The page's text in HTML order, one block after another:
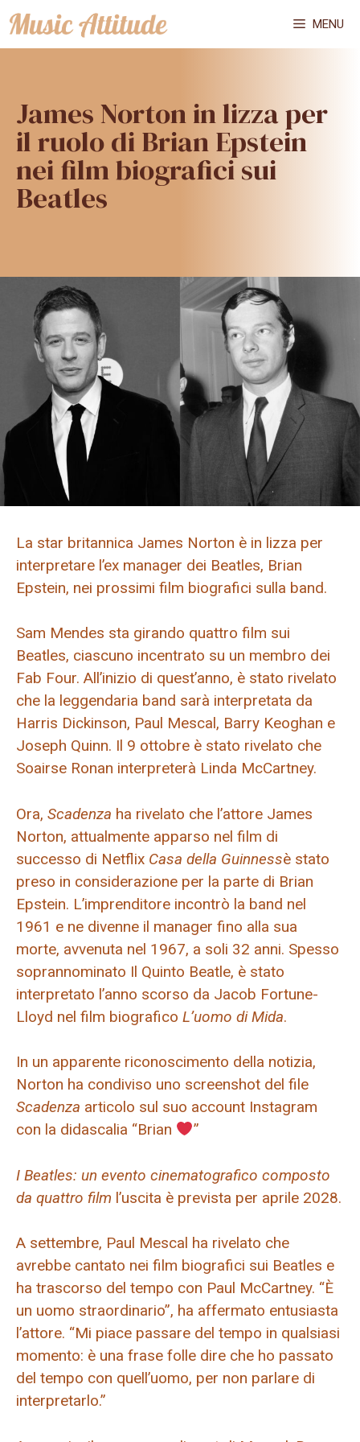
Vai
al
MENU
James Norton in lizza per
il ruolo di Brian Epstein
nei film biografici sui
Beatles
La star britannica James Norton è in lizza per
interpretare l’ex manager dei Beatles, Brian
Epstein, nei prossimi film biografici sulla band.
Sam Mendes sta girando quattro film sui
Beatles, ciascuno incentrato su un membro dei
Fab Four. All’inizio di quest’anno, è stato rivelato
che la leggendaria band sarà interpretata da
Harris Dickinson, Paul Mescal, Barry Keoghan e
Joseph Quinn. Il 9 ottobre è stato rivelato che
Soairse Ronan interpreterà Linda McCartney.
Ora, Scadenza ha rivelato che l’attore James
Norton, attualmente apparso nel film di
successo di Netflix Casa della Guinnessè stato
preso in considerazione per la parte di Brian
Epstein. L’imprenditore incontrò la band nel
1961 e ne divenne il manager fino alla sua
morte, avvenuta nel 1967, a soli 32 anni. Spesso
soprannominato Il Quinto Beatle, è stato
interpretato l’anno scorso da Jacob Fortune-
Lloyd nel film biografico L’uomo di Mida.
In un apparente riconoscimento della notizia,
Norton ha condiviso uno screenshot del file
Scadenza articolo sul suo account Instagram
con la didascalia “Brian
”
I Beatles: un evento cinematografico composto
da quattro film l’uscita è prevista per aprile 2028.
A settembre, Paul Mescal ha rivelato che
avrebbe cantato nei film biografici sui Beatles e
ha trascorso del tempo con Paul McCartney. “È
un uomo straordinario”, ha affermato entusiasta
l’attore. “Mi piace passare del tempo in qualsiasi
momento: è una frase folle dire che ho passato
del tempo con quell’uomo, per non parlare di
interpretarlo.”